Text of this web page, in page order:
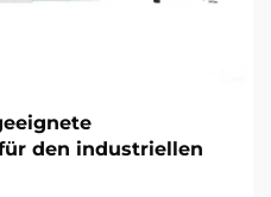
den industriellen